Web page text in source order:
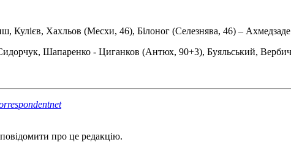
Хахльов (Месхи, 46), Білоног (Селезнява, 46) –
Шапаренко - Циганков (Антюх, 90+3), Буяльський,
про це редакцію.